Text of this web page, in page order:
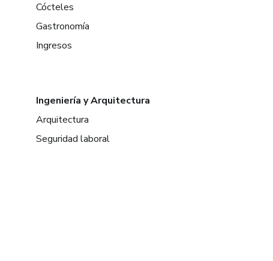
Cócteles
Gastronomía
Ingresos
Ingeniería y Arquitectura
Arquitectura
Seguridad laboral